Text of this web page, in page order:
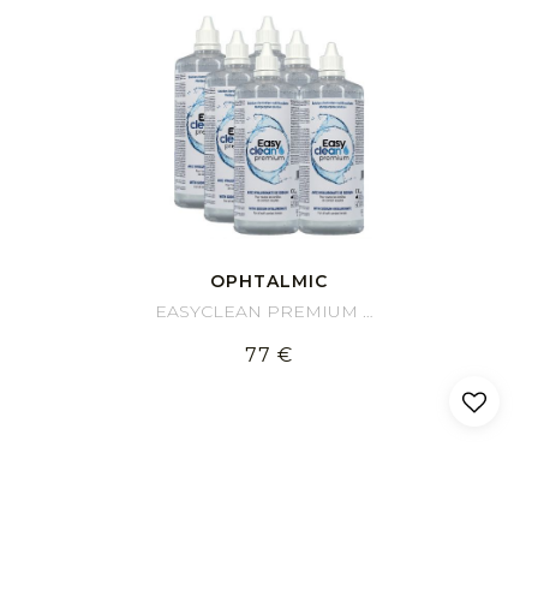
OPHTALMIC
EASYCLEAN PREMIUM Pack 1 an
77 €